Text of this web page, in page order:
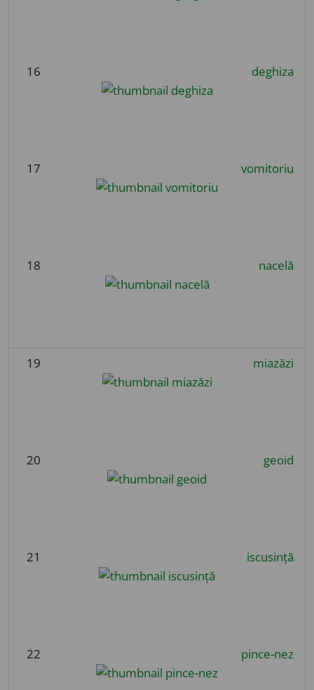
16 deghiza
17 vomitoriu
18 nacelă
19 miazăzi
20 geoid
21 iscusință
22 pince-nez